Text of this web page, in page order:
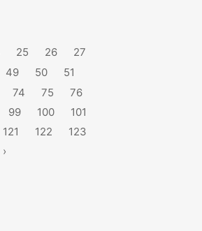
25 26
27
49 50
51
74 75
76
99 100
101
121 122
123
›